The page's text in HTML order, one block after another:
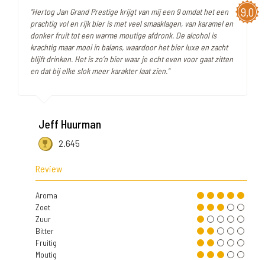
9,0
"Hertog Jan Grand Prestige krijgt van mij een 9 omdat het een
prachtig vol en rijk bier is met veel smaaklagen, van karamel en
donker fruit tot een warme moutige afdronk. De alcohol is
krachtig maar mooi in balans, waardoor het bier luxe en zacht
blijft drinken. Het is zo’n bier waar je echt even voor gaat zitten
en dat bij elke slok meer karakter laat zien."
Jeff Huurman
2.645
Review
Aroma
Zoet
Zuur
Bitter
Fruitig
Moutig